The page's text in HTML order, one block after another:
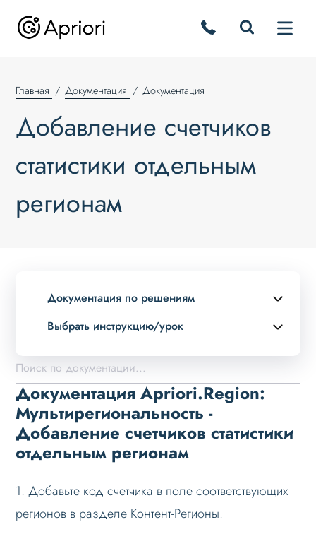
Главная Документация Документация
Добавление счетчиков
статистики отдельным
регионам
Документация по решениям
Выбрать инструкцию/урок
Описание курса
Возможности
Вопросы перед покупкой
Установка решения
Настройка на хостинге
Настройка модуля
Документация Apriori.Region:
Мультирегиональность -
Добавление счетчиков статистики
отдельным регионам
1. Добавьте код счетчика в поле соответствующих
регионов в разделе Контент-Регионы.